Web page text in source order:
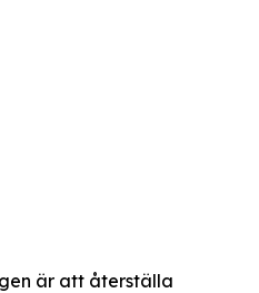
är att återställa